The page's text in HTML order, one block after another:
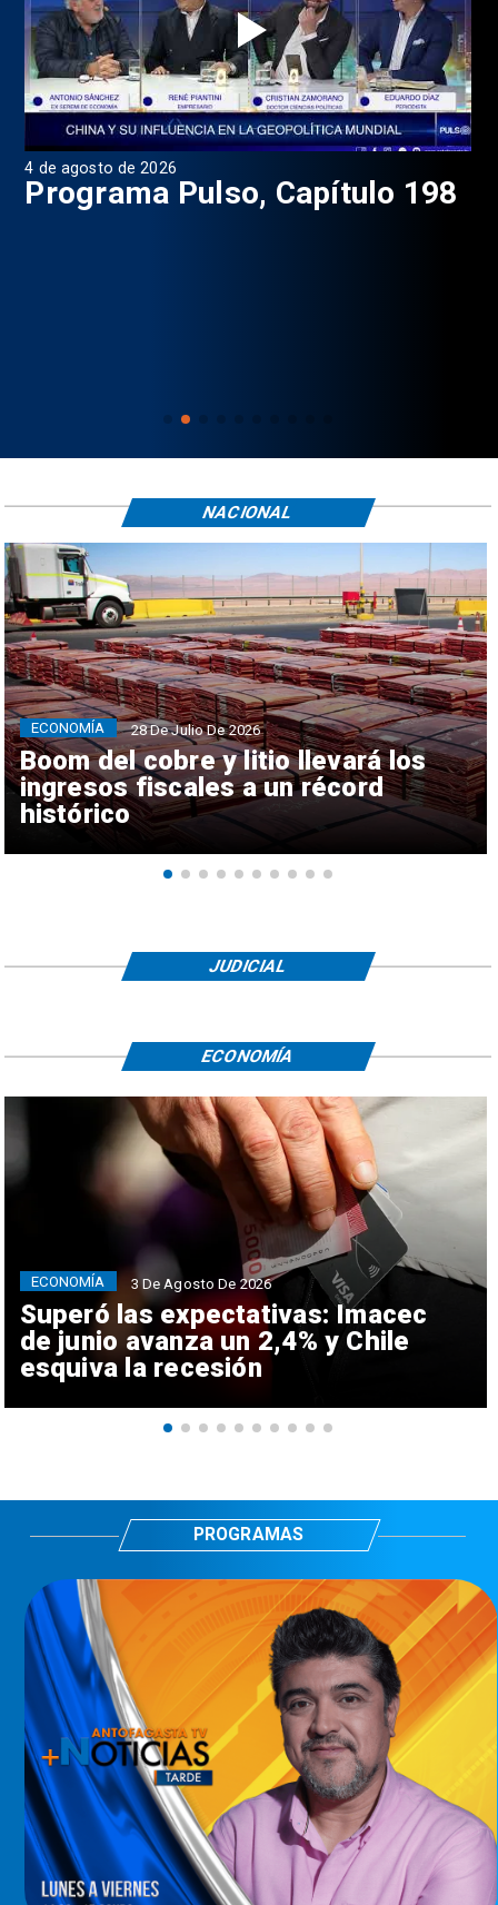
4 de agosto de 2026
Programa Pulso, Capítulo 198
Boom del cobre y litio llevará los
ingresos fiscales a un récord
histórico
ECONOMÍA 28 De Julio De 2026
NACIONAL
JUDICIAL
Superó las expectativas: Imacec
de junio avanza un 2,4% y Chile
esquiva la recesión
ECONOMÍA 3 De Agosto De 2026
ECONOMÍA
PROGRAMAS